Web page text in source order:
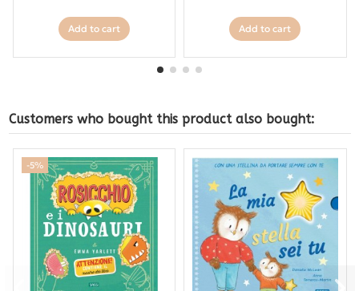
Add to cart Add to cart
Customers who bought this product also bought:
-5%